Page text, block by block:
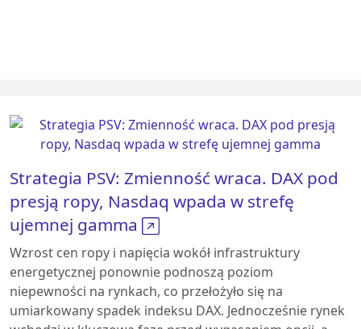
Strategia PSV: Zmienność wraca. DAX pod
presją ropy, Nasdaq wpada w strefę
ujemnej gamma
Wzrost cen ropy i napięcia wokół infrastruktury
energetycznej ponownie podnoszą poziom
niepewności na rynkach, co przełożyło się na
umiarkowany spadek indeksu DAX. Jednocześnie rynek